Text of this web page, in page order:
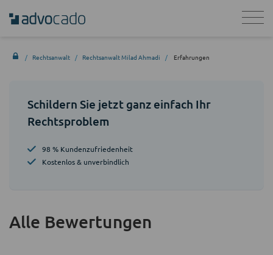
Rechtsanwalt Rechtsanwalt Milad Ahmadi Erfahrungen
Schildern Sie jetzt ganz einfach Ihr
Rechtsproblem
98 % Kundenzufriedenheit
Kostenlos & unverbindlich
Alle Bewertungen